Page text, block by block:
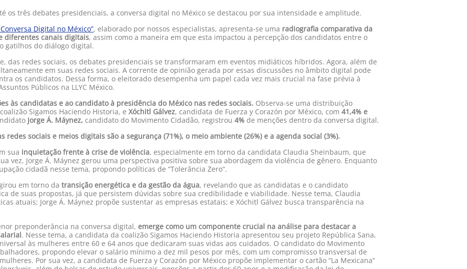
os três debates presidenciais, a conversa digital no México se destacou por sua intensidade e amplitude.
Digital no México”, elaborado por nossos especialistas, apresenta-se uma radiografia comparativa da
diferentes canais digitais, assim como a maneira em que esta impactou a percepção dos candidatos entre o
gatilhos do diálogo digital.
das redes sociais, os debates presidenciais se transformaram em eventos midiáticos híbridos. Agora, além de
em suas redes sociais. A corrente de opinião gerada por essas discussões no âmbito digital pode
os candidatos. Dessa forma, o eleitorado desempenha um papel cada vez mais crucial na fase prévia à
Públicos na LLYC México.
às candidatas e ao candidato à presidência do México nas redes sociais. Observa-se uma distribuição
Sigamos Haciendo Historia, e Xóchitl Gálvez, candidata de Fuerza y Corazón por México, com41,4% e
Jorge Á. Máynez, candidato do Movimento Cidadão, registrou4% de menções dentro da conversa digital.
sociais e meios digitais são a segurança (71%), o meio ambiente (26%) e a agenda social (3%).
sua inquietação frente à crise de violência, especialmente em torno da candidata Claudia Sheinbaum, que
vez, Jorge Á. Máynez gerou uma perspectiva positiva sobre sua abordagem da violência de gênero. Enquanto
cidadã nesse tema, propondo políticas de “Tolerância Zero”.
em torno datransição energética e da gestão da água, revelando que as candidatas e o candidato
de suas propostas, já que persistem dúvidas sobre sua credibilidade e viabilidade. Nesse tema, Claudia
atuais; Jorge Á. Máynez propõe sustentar as empresas estatais; e Xóchitl Gálvez busca transparência na
preponderância na conversa digital,emerge como um componente crucial na análise para destacar a
. Nesse tema, a candidata da coalizão Sigamos Haciendo Historia apresentou seu projeto República Sana,
às mulheres entre 60 e 64 anos que dedicaram suas vidas aos cuidados. O candidato do Movimento
propondo elevar o salário mínimo a dez mil pesos por mês, com um compromisso transversal de
Por sua vez, a candidata de Fuerza y Corazón por México propõe implementar o cartão “La Mexicana”